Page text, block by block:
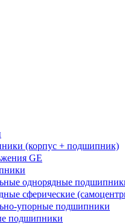
(корпус + подшипник)
GE
однорядные
сферические
упорные подшипники
подшипники